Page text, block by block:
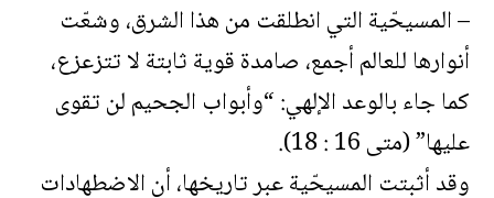
– المسيحّية التي انطلقت من هذا الشرق، وشعّت
أنوارها للعالم أجمع، صامدة قوية ثابتة لا تتزعزع،
كما جاء بالوعد الإلهي: “وأبواب الجحيم لن تقوى
عليها” (متى 16 : 18).
وقد أثبتت المسيحّية عبر تاريخها، أن الاضطهادات